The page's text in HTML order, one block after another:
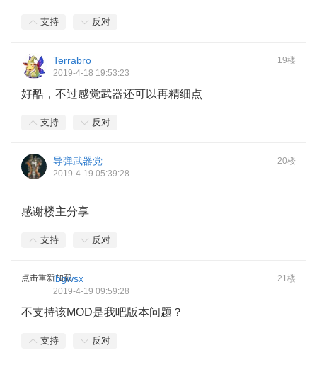
支持 反对
19楼
Terrabro
2019-4-18 19:53:23
好酷，不过感觉武器还可以再精细点
支持 反对
20楼
导弹武器党
2019-4-19 05:39:28
感谢楼主分享
支持 反对
点击重新加载 21楼
lbgwsx
2019-4-19 09:59:28
不支持该MOD是我吧版本问题？
支持 反对